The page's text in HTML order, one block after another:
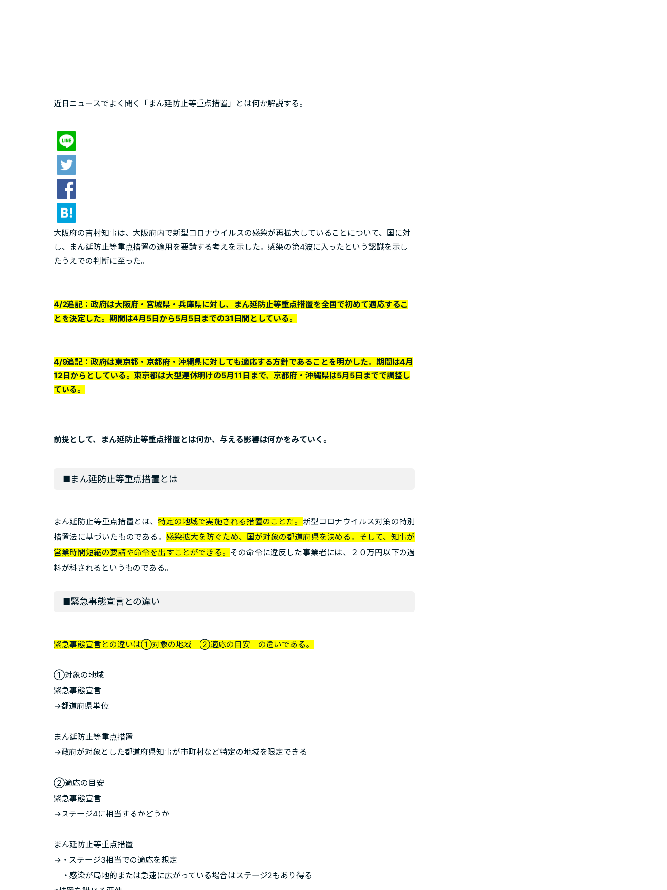
近日ニュースでよく聞く「まん延防止等重点措置」とは何か解説する。
大阪府の吉村知事は、大阪府内で新型コロナウイルスの感染が再拡大していることについて、国に対
し、まん延防止等重点措置の適用を要請する考えを示した。感染の第4波に入ったという認識を示し
たうえでの判断に至った。
4/2追記：政府は大阪府・宮城県・兵庫県に対し、まん延防止等重点措置を全国で初めて適応するこ
とを決定した。期間は4月5日から5月5日までの31日間としている。
4/9追記：政府は東京都・京都府・沖縄県に対しても適応する方針であることを明かした。期間は4月
12日からとしている。東京都は大型連休明けの5月11日まで、京都府・沖縄県は5月5日までで調整し
ている。
前提として、まん延防止等重点措置とは何か、与える影響は何かをみていく。
■まん延防止等重点措置とは
まん延防止等重点措置とは、 特定の地域で実施される措置のことだ。 新型コロナウイルス対策の特別
措置法に基づいたものである。 感染拡大を防ぐため、国が対象の都道府県を決める。そして、知事が
営業時間短縮の要請や命令を出すことができる。
その命令に違反した事業者には、２０万円以下の過
料が科されるというものである。
■緊急事態宣言との違い
緊急事態宣言との違いは①対象の地域 ②適応の目安 の違いである。
①対象の地域
緊急事態宣言
→都道府県単位
まん延防止等重点措置
→政府が対象とした都道府県知事が市町村など特定の地域を限定できる
②適応の目安
緊急事態宣言
→ステージ4に相当するかどうか
まん延防止等重点措置
→・ステージ3相当での適応を想定
・感染が局地的または急速に広がっている場合はステージ2もあり得る